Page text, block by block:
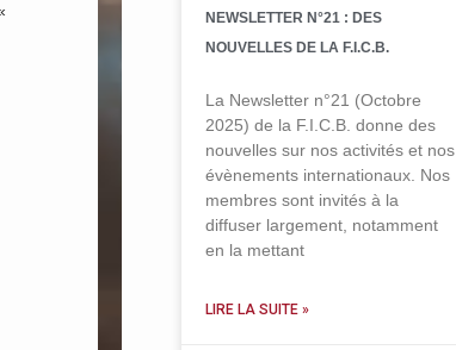
NEWSLETTER N°21 : DES
NOUVELLES DE LA F.I.C.B.
La Newsletter n°21 (Octobre
2025) de la F.I.C.B. donne des
nouvelles sur nos activités et nos
évènements internationaux. Nos
membres sont invités à la
diffuser largement, notamment
en la mettant
LIRE LA SUITE »